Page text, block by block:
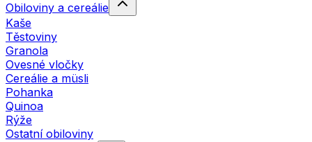
Obiloviny a cereálie
Kaše
Těstoviny
Granola
Ovesné vločky
Cereálie a müsli
Pohanka
Quinoa
Rýže
Ostatní obiloviny